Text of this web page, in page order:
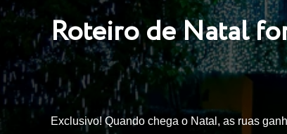
Roteiro de Natal
Exclusivo! Quando chega o Natal, as ruas